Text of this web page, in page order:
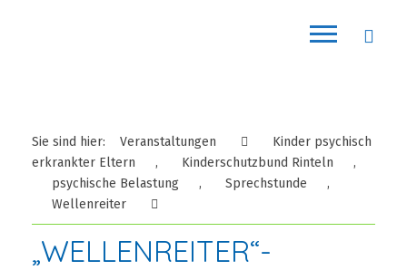
Sie sind hier: Veranstaltungen
Kinder psychisch
erkrankter Eltern
, Kinderschutzbund Rinteln
,
psychische Belastung
, Sprechstunde
,
Wellenreiter
„WELLENREITER“-